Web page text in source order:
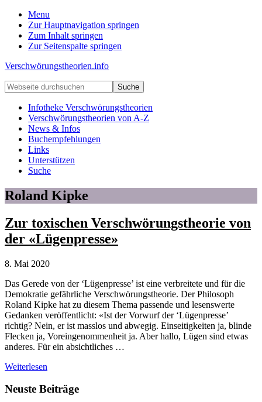
Menu
Zur Hauptnavigation springen
Zum Inhalt springen
Zur Seitenspalte springen
Verschwörungstheorien.info
Beiträge
zu
Merkmalen,
Funktionen
Risiken
konspirationistischen
Denkens
Webseite
durchsuchen
Infotheke Verschwörungstheorien
Verschwörungstheorien von A-Z
News & Infos
Buchempfehlungen
Links
Unterstützen
Suche
Roland Kipke
Zur toxischen Verschwörungstheorie von
der «Lügenpresse»
8. Mai 2020
Das Gerede von der ‘Lügenpresse’ ist eine verbreitete und für die
Demokratie gefährliche Verschwörungstheorie. Der Philosoph
Roland Kipke hat zu diesem Thema passende und lesenswerte
Gedanken veröffentlicht: «Ist der Vorwurf der ‘Lügenpresse’
richtig? Nein, er ist masslos und abwegig. Einseitigkeiten ja, blinde
Flecken ja, Voreingenommenheit ja. Aber hallo, Lügen sind etwas
anderes. Für ein absichtliches …
Zur
Verschwörungstheorie
Weiterlesen
Seitenspalte
Neuste Beiträge